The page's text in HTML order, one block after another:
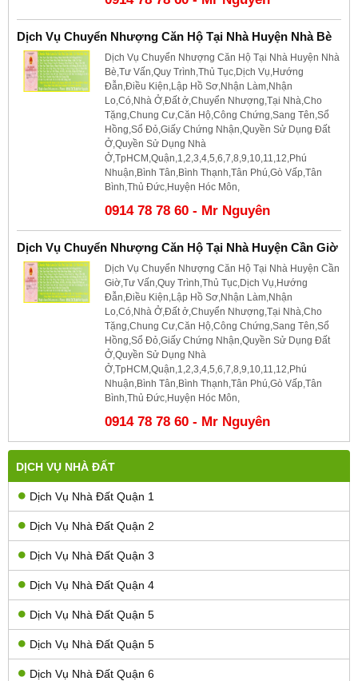
DỊCH VỤ NHÀ ĐẤT
Dịch Vụ Nhà Đất Quận 1
Dịch Vụ Nhà Đất Quận 2
Dịch Vụ Nhà Đất Quận 3
Dịch Vụ Nhà Đất Quận 4
Dịch Vụ Nhà Đất Quận 5
Dịch Vụ Nhà Đất Quận 5
Dịch Vụ Nhà Đất Quận 6
Dịch Vụ Chuyển Nhượng Căn Hộ Tại Nhà Huyện Nhà Bè
Dịch Vụ Chuyển Nhượng Căn Hộ Tại Nhà Huyện Nhà
Bè,Tư Vấn,Quy Trình,Thủ Tục,Dịch Vụ,Hướng
Đẫn,Điều Kiện,Lập Hồ Sơ,Nhận Làm,Nhận
Lo,Có,Nhà Ở,Đất ở,Chuyển Nhượng,Tại Nhà,Cho
Tặng,Chung Cư,Căn Hộ,Công Chứng,Sang Tên,Sổ
Hồng,Sổ Đỏ,Giấy Chứng Nhận,Quyền Sử Dụng Đất
Ở,Quyền Sử Dụng Nhà
Ở,TpHCM,Quận,1,2,3,4,5,6,7,8,9,10,11,12,Phú
Nhuận,Bình Tân,Bình Thạnh,Tân Phú,Gò Vấp,Tân
Bình,Thủ Đức,Huyện Hóc Môn,
0914 78 78 60 - Mr Nguyên
Dịch Vụ Chuyển Nhượng Căn Hộ Tại Nhà Huyện Cần Giờ
Dịch Vụ Chuyển Nhượng Căn Hộ Tại Nhà Huyện Cần
Giờ,Tư Vấn,Quy Trình,Thủ Tục,Dịch Vụ,Hướng
Đẫn,Điều Kiện,Lập Hồ Sơ,Nhận Làm,Nhận
Lo,Có,Nhà Ở,Đất ở,Chuyển Nhượng,Tại Nhà,Cho
Tặng,Chung Cư,Căn Hộ,Công Chứng,Sang Tên,Sổ
Hồng,Sổ Đỏ,Giấy Chứng Nhận,Quyền Sử Dụng Đất
Ở,Quyền Sử Dụng Nhà
Ở,TpHCM,Quận,1,2,3,4,5,6,7,8,9,10,11,12,Phú
Nhuận,Bình Tân,Bình Thạnh,Tân Phú,Gò Vấp,Tân
Bình,Thủ Đức,Huyện Hóc Môn,
0914 78 78 60 - Mr Nguyên